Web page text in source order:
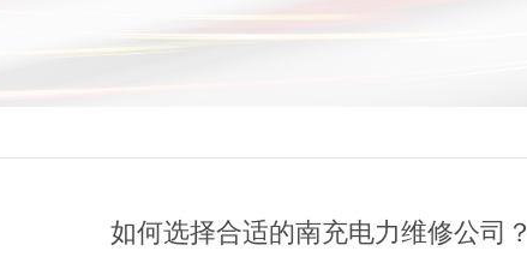
如何选择合适的南充电力维修公司？